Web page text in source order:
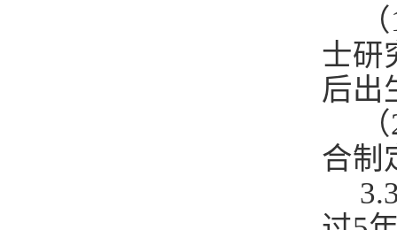
士研
后出
合制